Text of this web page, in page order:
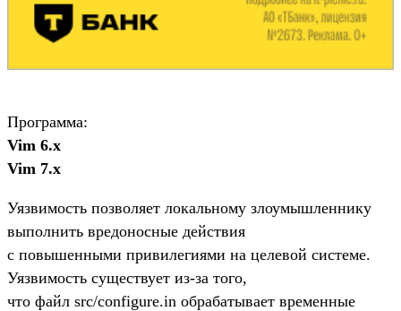
Программа:
Vim 6.x
Vim 7.x
Уязвимость позволяет локальному злоумышленнику
выполнить вредоносные действия
с повышенными привилегиями на целевой системе.
Уязвимость существует из-за того,
что файл src/configure.in обрабатывает временные